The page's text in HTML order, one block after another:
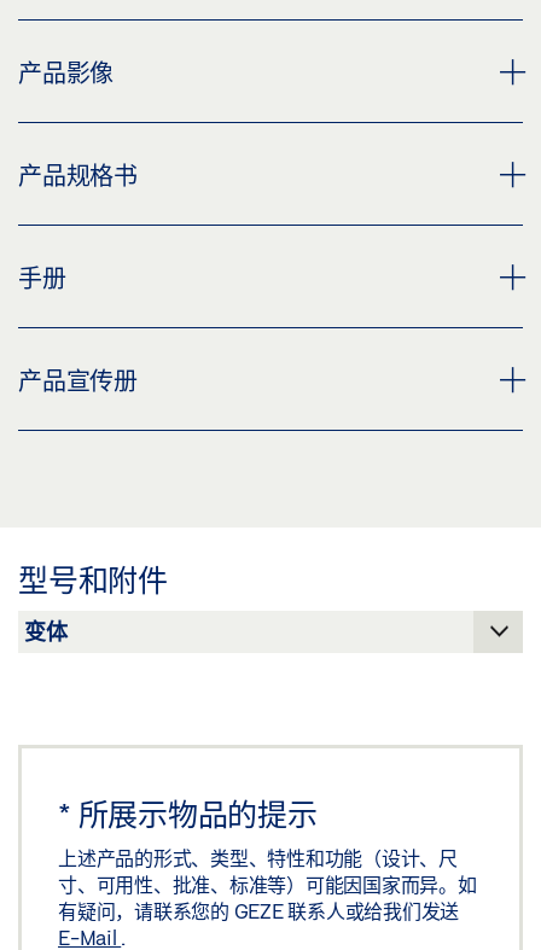
产品影像
GEZE HANDLE LH 103 ROUND
标签义务: © GEZE GmbH
产品规格书
手册
TÜRDRÜCKER LH-SERIE
产品宣传册
下载 (.PDF | 3 MB)
型号和附件
* 所展示物品的提示
上述产品的形式、类型、特性和功能（设计、尺
寸、可用性、批准、标准等）可能因国家而异。如
有疑问，请联系您的 GEZE 联系人或给我们发送
E-Mail .